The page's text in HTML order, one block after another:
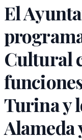
El
Cultural
Turina y
Alameda